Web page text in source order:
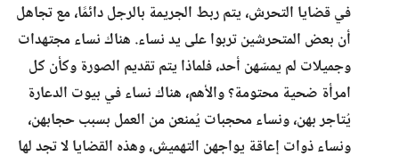
في قضايا التحرش، يتم ربط الجريمة بالرجل دائمًا، مع تجاهل
أن بعض المتحرشين تربوا على يد نساء. هناك نساء مجتهدات
وجميلات لم يمسّهن أحد، فلماذا يتم تقديم الصورة وكأن كل
امرأة ضحية محتومة؟ والأهم، هناك نساء في بيوت الدعارة
يُتاجر بهن، ونساء محجبات يُمنعن من العمل بسبب حجابهن،
ونساء ذوات إعاقة يواجهن التهميش، وهذه القضايا لا تجد لها